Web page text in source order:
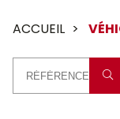
ACCUEIL